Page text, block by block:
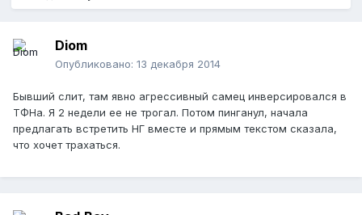
Diom
Опубликовано: 13 декабря 2014
Бывший слит, там явно агрессивный самец инверсировался в
ТФНа. Я 2 недели ее не трогал. Потом пинганул, начала
предлагать встретить НГ вместе и прямым текстом сказала,
что хочет трахаться.